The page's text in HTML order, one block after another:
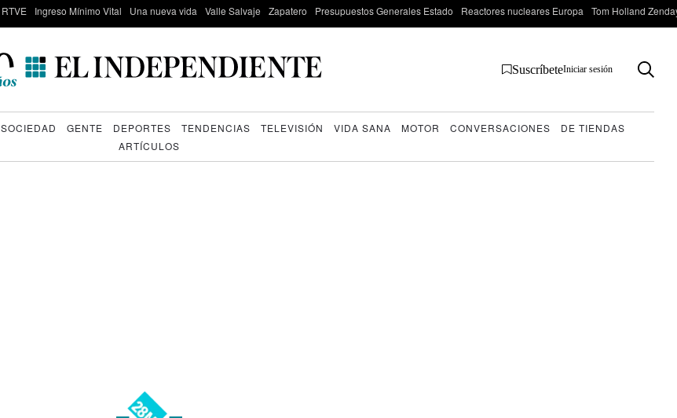
RTVE Ingreso Mínimo Vital Una nueva vida Valle Salvaje Zapatero Presupuestos Generales Estado Reactores nucleares Europa Tom Holland
SuscríbeteIniciar sesión
SOCIEDAD GENTE DEPORTES TENDENCIAS TELEVISIÓN VIDA SANA MOTOR CONVERSACIONES
DE TIENDAS
ARTÍCULOS